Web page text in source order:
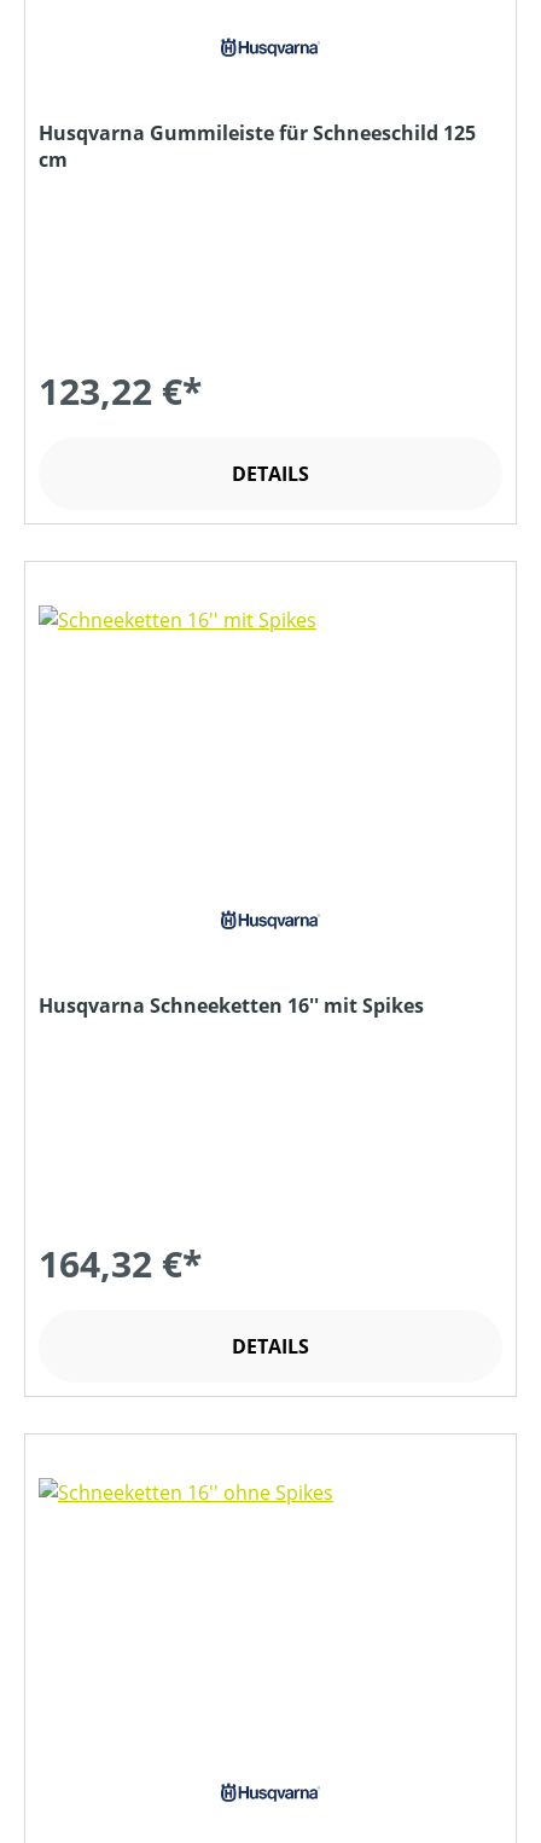
Husqvarna Gummileiste für Schneeschild 125
cm
123,22 €*
DETAILS
Husqvarna Schneeketten 16'' mit Spikes
164,32 €*
DETAILS